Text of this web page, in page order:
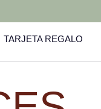
TARJETA REGALO